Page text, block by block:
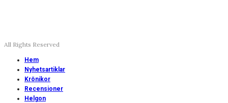
All Rights Reserved
Hem
Nyhetsartiklar
Krönikor
Recensioner
Helgon